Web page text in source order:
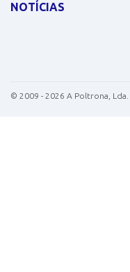
© 2009 - 2026 A Poltrona,
NOTÍCIAS